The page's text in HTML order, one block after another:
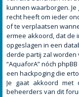
kunnen waarborgen.
recht heeft om ieder
of te verplaatsen
ermee akkoord, dat de
opgeslagen in een
derde partij zal worden
“AquaforA” nóch
een hackpoging die
Je gaat akkoord met
beheerders van dit